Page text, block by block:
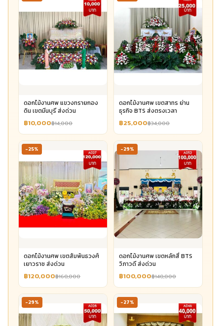
ดอกไม้งานศพ แขวงทรายกอง
ดิน เขตมีนบุรี ส่งด่วน
฿10,000฿14,000
ดอกไม้งานศพ เขตสาทร ย่าน
ธุรกิจ BTS ส่งตรงเวลา
฿25,000฿34,000
-25%
ดอกไม้งานศพ เขตสัมพันธวงศ์
เยาวราช ส่งด่วน
฿120,000฿160,000
-29%
ดอกไม้งานศพ เขตหลักสี่ BTS
วิภาวดี ส่งด่วน
฿100,000฿140,000
-29% -27%